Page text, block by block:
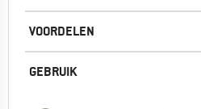
VOORDELEN
GEBRUIK